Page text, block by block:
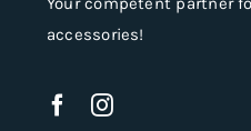
accessories!